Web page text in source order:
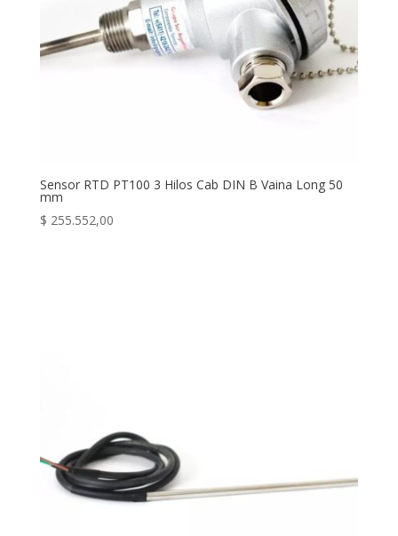
Sensor RTD PT100 3 Hilos Cab DIN B Vaina Long 50
mm
$ 255.552,00